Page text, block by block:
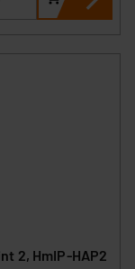
2, HmIP-HAP2